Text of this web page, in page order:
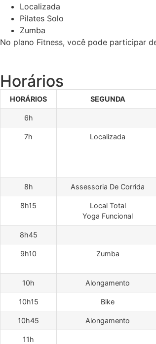
Localizada
Pilates Solo
Zumba
No plano Fitness, você pode participar
Horários
HORÁRIOS SEGUNDA
6h
7h Localizada
8h Assessoria De Corrida
8h15
Local Total
Yoga Funcional
8h45
9h10 Zumba
10h Alongamento
10h15 Bike
10h45 Alongamento
11h